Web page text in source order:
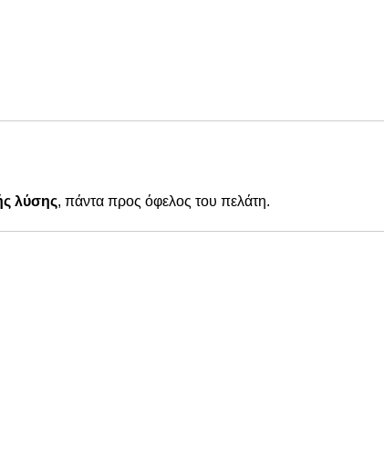
λύσης, πάντα προς όφελος του πελάτη.